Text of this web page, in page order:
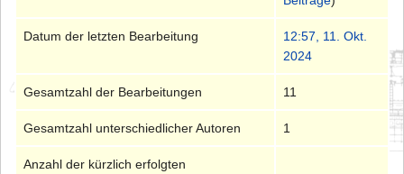
Datum der letzten Bearbeitung
12:57, 11. Okt.
2024
Gesamtzahl der Bearbeitungen 11
Gesamtzahl unterschiedlicher Autoren 1
Anzahl der kürzlich erfolgten